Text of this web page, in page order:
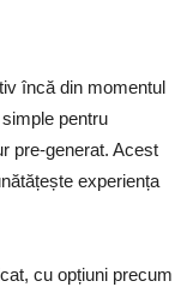
încă din momentul
pentru
pre-generat. Acest
experiența
cu opțiuni precum